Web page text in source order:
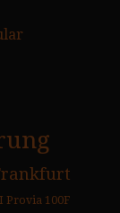
Provia 100F